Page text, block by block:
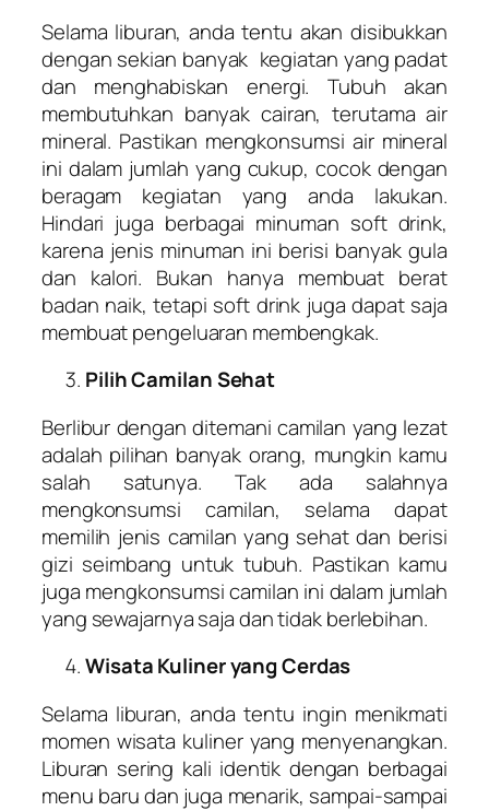
Selama liburan, anda tentu akan disibukkan
dengan sekian banyak kegiatan yang padat
dan menghabiskan energi. Tubuh akan
membutuhkan banyak cairan, terutama air
mineral. Pastikan mengkonsumsi air mineral
ini dalam jumlah yang cukup, cocok dengan
beragam kegiatan yang anda lakukan.
Hindari juga berbagai minuman soft drink,
karena jenis minuman ini berisi banyak gula
dan kalori. Bukan hanya membuat berat
badan naik, tetapi soft drink juga dapat saja
membuat pengeluaran membengkak.
Pilih Camilan Sehat
Berlibur dengan ditemani camilan yang lezat
adalah pilihan banyak orang, mungkin kamu
salah satunya. Tak ada salahnya
mengkonsumsi camilan, selama dapat
memilih jenis camilan yang sehat dan berisi
gizi seimbang untuk tubuh. Pastikan kamu
juga mengkonsumsi camilan ini dalam jumlah
yang sewajarnya saja dan tidak berlebihan.
Wisata Kuliner yang Cerdas
Selama liburan, anda tentu ingin menikmati
momen wisata kuliner yang menyenangkan.
Liburan sering kali identik dengan berbagai
menu baru dan juga menarik, sampai-sampai